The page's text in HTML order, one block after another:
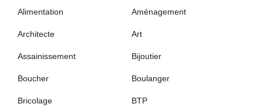
Alimentation Aménagement
Architecte Art
Assainissement Bijoutier
Boucher Boulanger
Bricolage BTP